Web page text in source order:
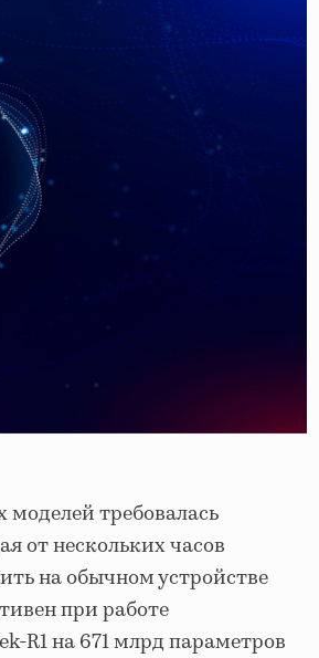
требовалась
от нескольких часов
на обычном устройстве
при работе
R1 на 671 млрд параметров